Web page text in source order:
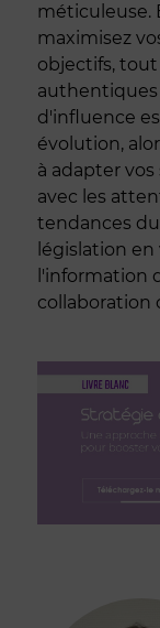
méticuleuse.
maximisez
objectifs,
d'influence
évolution,
à adapter
avec les
tendances
législation
l'information
collaboration